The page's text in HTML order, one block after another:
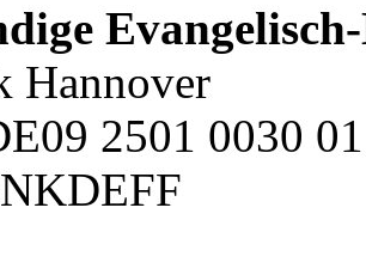
Hannover
2501 0030